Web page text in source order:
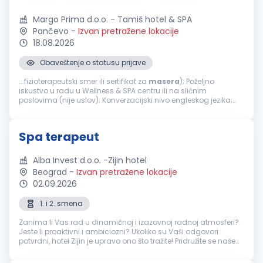
Margo Prima d.o.o. - Tamiš hotel & SPA
Pančevo - Izvan pretražene lokacije
18.08.2026
Obaveštenje o statusu prijave
...fizioterapeutski smer ili sertifikat za masera); Poželjno
iskustvo u radu u Wellness & SPA centru ili na sličnim
poslovima (nije uslov); Konverzacijski nivo engleskog jezika;
Spa terapeut
Alba Invest d.o.o. -Zijin hotel
Beograd - Izvan pretražene lokacije
02.09.2026
1. i 2. smena
Zanima li Vas rad u dinamičnoj i izazovnoj radnoj atmosferi?
Jeste li proaktivni i ambiciozni? Ukoliko su Vaši odgovori
potvrdni, hotel Zijin je upravo ono što tražite! Pridružite se našem